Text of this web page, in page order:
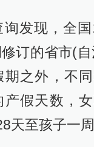
发现，全
订的省市(
期之外，不
产假天数，
天至孩子一周